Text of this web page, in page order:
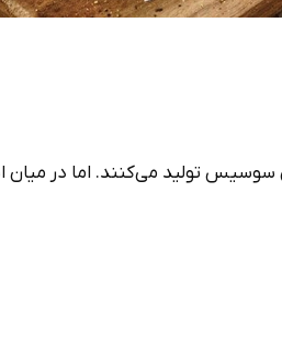
تولید می‌کنند. اما در میان